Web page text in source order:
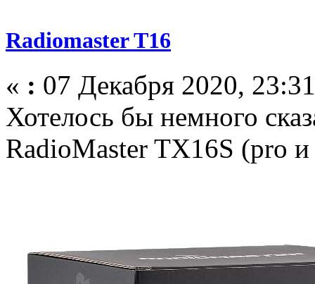
Radiomaster T16
« : 07 Декабря 2020,
Хотелось бы немного
RadioMaster TX16S (pro